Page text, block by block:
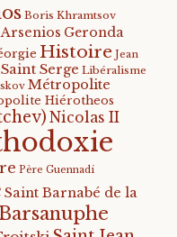
Boris Khramtsov
Geronda
Histoire Jean
Serge Libéralisme
Métropolite
Hiérotheos
Nicolas II
Père Guennadi
Saint Barnabé de la